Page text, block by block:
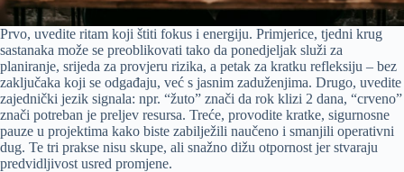
Prvo, uvedite ritam koji štiti fokus i energiju. Primjerice, tjedni krug
sastanaka može se preoblikovati tako da ponedjeljak služi za
planiranje, srijeda za provjeru rizika, a petak za kratku refleksiju – bez
zaključaka koji se odgađaju, već s jasnim zaduženjima. Drugo, uvedite
zajednički jezik signala: npr. “žuto” znači da rok klizi 2 dana, “crveno”
znači potreban je preljev resursa. Treće, provodite kratke, sigurnosne
pauze u projektima kako biste zabilježili naučeno i smanjili operativni
dug. Te tri prakse nisu skupe, ali snažno dižu otpornost jer stvaraju
predvidljivost usred promjene.